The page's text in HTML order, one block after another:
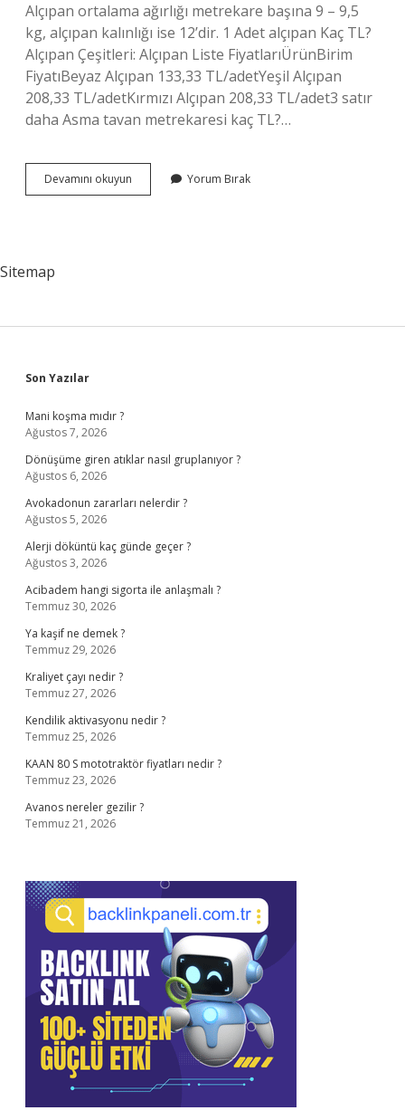
Alçıpan ortalama ağırlığı metrekare başına 9 – 9,5
kg, alçıpan kalınlığı ise 12’dir. 1 Adet alçıpan Kaç TL?
Alçıpan Çeşitleri: Alçıpan Liste FiyatlarıÜrünBirim
FiyatıBeyaz Alçıpan 133,33 TL/adetYeşil Alçıpan
208,33 TL/adetKırmızı Alçıpan 208,33 TL/adet3 satır
daha Asma tavan metrekaresi kaç TL?…
Devamını okuyun Alçıpanın
Metrekaresini
Yorum Bırak
Sitemap
Sidebar
Son Yazılar
Mani koşma mıdır ?
Ağustos 7, 2026
Dönüşüme giren atıklar nasıl gruplanıyor ?
Ağustos 6, 2026
Avokadonun zararları nelerdir ?
Ağustos 5, 2026
Alerji döküntü kaç günde geçer ?
Ağustos 3, 2026
Acibadem hangi sigorta ile anlaşmalı ?
Temmuz 30, 2026
Ya kaşif ne demek ?
Temmuz 29, 2026
Kraliyet çayı nedir ?
Temmuz 27, 2026
Kendilik aktivasyonu nedir ?
Temmuz 25, 2026
KAAN 80 S mototraktör fiyatları nedir ?
Temmuz 23, 2026
Avanos nereler gezilir ?
Temmuz 21, 2026